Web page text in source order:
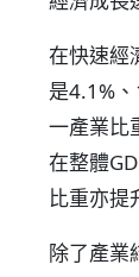
在快速經
是4.1%
一產業比
在整體
比重亦提
除了產業